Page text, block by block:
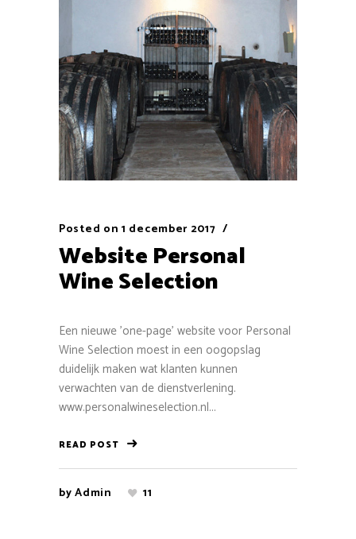
Posted on 1 december 2017
Website Personal
Wine Selection
Een nieuwe 'one-page' website voor Personal
Wine Selection moest in een oogopslag
duidelijk maken wat klanten kunnen
verwachten van de dienstverlening.
www.personalwineselection.nl...
READ POST
byAdmin 11